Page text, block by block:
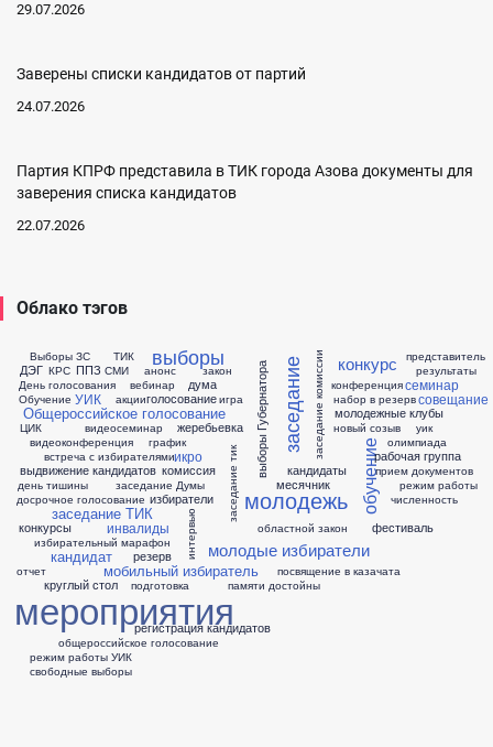
29.07.2026
Заверены списки кандидатов от партий
24.07.2026
Партия КПРФ представила в ТИК города Азова документы для
заверения списка кандидатов
22.07.2026
Облако тэгов
Выборы ЗС
ДЭГ
День голосования
КРС
Обучение
Общероссийское голосование
ППЗ СМИ
ТИК
УИК
ЦИК
акции
анонс
вебинар
видеоконференция
видеосеминар
встреча с избирателями
выборы
выборы Губернатора
выдвижение кандидатов
голосование
график
день тишины
досрочное голосование
дума
жеребьевка
закон заседание
заседание Думы
заседание ТИК
заседание комиссии
заседание тик
игра
избиратели
избирательный марафон
икро
инвалиды интервью
кандидат
кандидаты
комиссия
конкурс
конкурсы
конференция
круглый стол
мероприятия
месячник
мобильный избиратель
молодежные клубы
молодежь
молодые избиратели
набор в резерв
новый созыв
областной закон
обучение
общероссийское голосование
олимпиада
отчет
памяти достойны
подготовка
посвящение в казачата
представитель
прием документов
рабочая группа
регистрация кандидатов
режим работы
режим работы УИК
резерв
результаты
свободные выборы
семинар
совещание
уик
фестиваль
численность